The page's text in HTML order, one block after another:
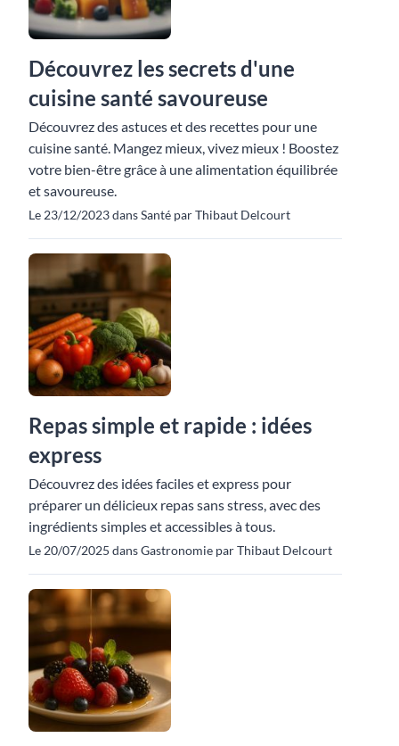
Découvrez les secrets d'une
cuisine santé savoureuse
Découvrez des astuces et des recettes pour une
cuisine santé. Mangez mieux, vivez mieux ! Boostez
votre bien-être grâce à une alimentation équilibrée
et savoureuse.
Le 23/12/2023 dans Santé par Thibaut Delcourt
Repas simple et rapide : idées
express
Découvrez des idées faciles et express pour
préparer un délicieux repas sans stress, avec des
ingrédients simples et accessibles à tous.
Le 20/07/2025 dans Gastronomie par Thibaut Delcourt